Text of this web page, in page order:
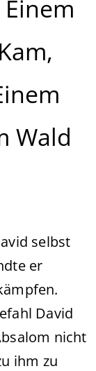
Wald
selbst
er
David
nicht
ihm zu